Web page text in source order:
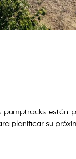
están
planificar su